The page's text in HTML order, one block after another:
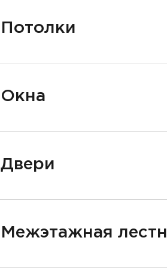
Потолки
Окна
Двери
Межэтажная